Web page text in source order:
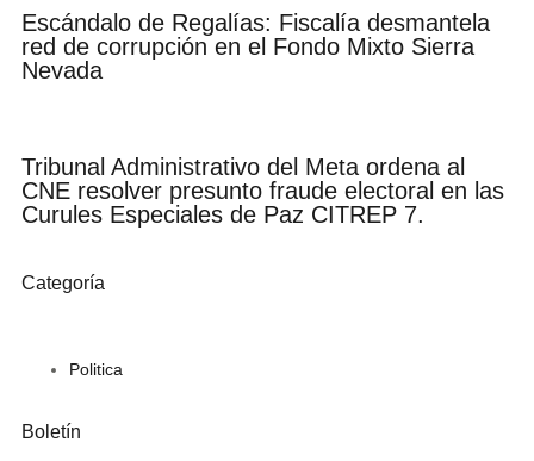
Escándalo de Regalías: Fiscalía desmantela
red de corrupción en el Fondo Mixto Sierra
Nevada
Tribunal Administrativo del Meta ordena al
CNE resolver presunto fraude electoral en las
Curules Especiales de Paz CITREP 7.
Categoría
Politica
Boletín